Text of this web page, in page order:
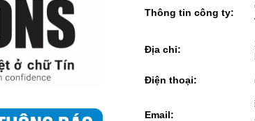
Thông tin công ty:
Địa chỉ:
Điện thoại:
Email: